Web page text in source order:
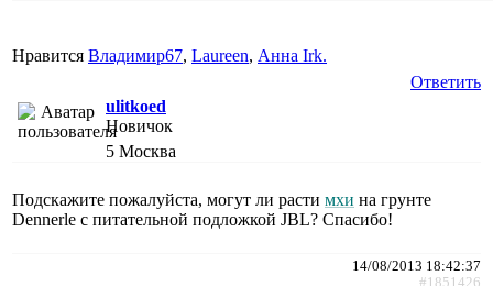
Нравится Владимир67, Laureen, Анна Irk.
Ответить
ulitkoed
Новичок
5 Москва
Подскажите пожалуйста, могут ли расти мхи на грунте
Dennerle с питательной подложкой JBL? Спасибо!
14/08/2013 18:42:37
#1851426